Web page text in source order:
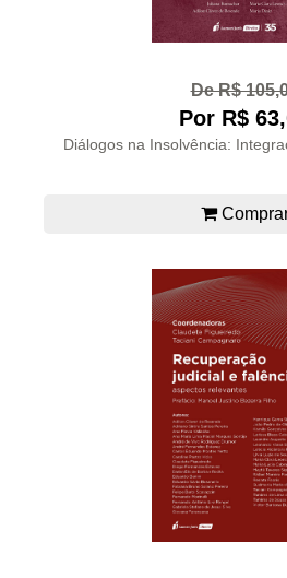
De R$
Por R$
Diálogos na Insolvência: